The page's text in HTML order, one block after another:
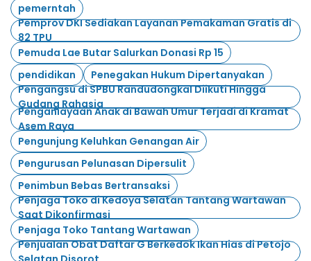
pemerntah
Pemprov DKI Sediakan Layanan Pemakaman Gratis di
82 TPU
Pemuda Lae Butar Salurkan Donasi Rp 15
pendidikan
Penegakan Hukum Dipertanyakan
Pengangsu di SPBU Randudongkal Diikuti Hingga
Gudang Rahasia
Penganiayaan Anak di Bawah Umur Terjadi di Kramat
Asem Raya
Pengunjung Keluhkan Genangan Air
Pengurusan Pelunasan Dipersulit
Penimbun Bebas Bertransaksi
Penjaga Toko di Kedoya Selatan Tantang Wartawan
Saat Dikonfirmasi
Penjaga Toko Tantang Wartawan
Penjualan Obat Daftar G Berkedok Ikan Hias di Petojo